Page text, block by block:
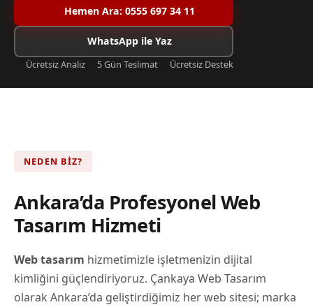
Hemen Ara: 0555 697 34 11
WhatsApp ile Yaz
Ücretsiz Analiz 5 Gün Teslimat Ücretsiz Destek
NEDEN BIZ?
Ankara’da Profesyonel Web
Tasarım Hizmeti
Web tasarım hizmetimizle işletmenizin dijital
kimliğini güçlendiriyoruz. Çankaya Web Tasarım
olarak Ankara’da geliştirdiğimiz her web sitesi; marka